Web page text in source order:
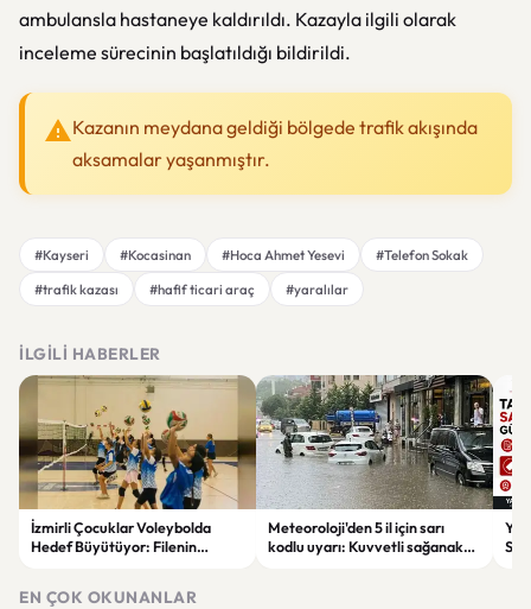
ambulansla hastaneye kaldırıldı. Kazayla ilgili olarak
inceleme sürecinin başlatıldığı bildirildi.
Kazanın meydana geldiği bölgede trafik akışında
aksamalar yaşanmıştır.
#Kayseri #Kocasinan #Hoca Ahmet Yesevi
#Telefon Sokak
#trafik kazası
#hafif ticari araç #yaralılar
İLGILI HABERLER
İzmirli Çocuklar Voleybolda
Hedef Büyütüyor: Filenin
Meteoroloji'den 5 il için sarı
kodlu uyarı: Kuvvetli sağanak
EN ÇOK OKUNANLAR